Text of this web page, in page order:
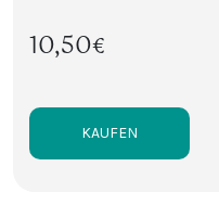
10,50€
KAUFEN